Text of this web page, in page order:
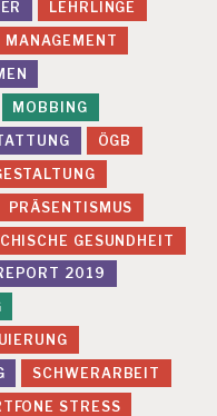
LEHRLINGE
MANAGEMENT
MOBBING
ÖGB
PRÄSENTISMUS
GESUNDHEIT
2019
SCHWERARBEIT
STRESS